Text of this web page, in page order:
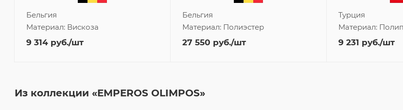
Бельгия
Материал: Вискоза
9 314 руб./шт
Бельгия
Материал: Полиэстер
27 550 руб./шт
Турция
Материал:
9 231 руб./шт
Из коллекции «EMPEROS OLIMPOS»